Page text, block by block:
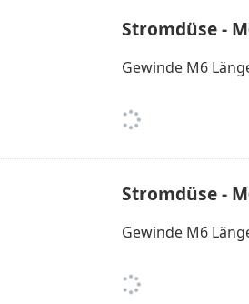
Stromdüse -
Gewinde M6
Stromdüse -
Gewinde M6